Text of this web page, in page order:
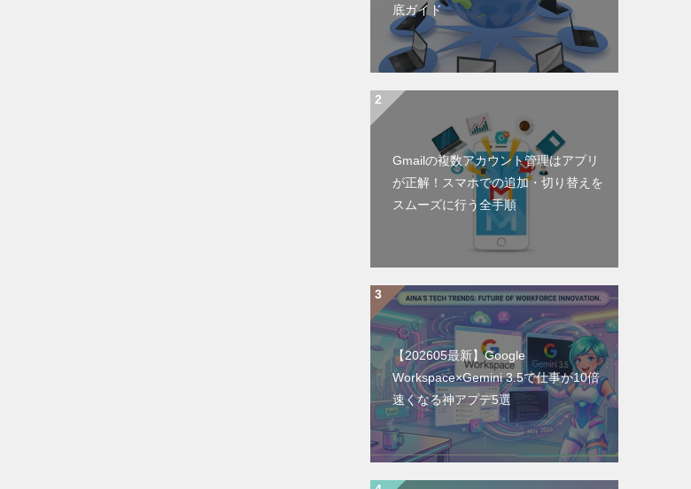
底ガイド
Gmailの複数アカウント管理はアプリ
が正解！スマホでの追加・切り替えを
スムーズに行う全手順
【202605最新】Google
Workspace×Gemini 3.5で仕事が10倍
速くなる神アプデ5選